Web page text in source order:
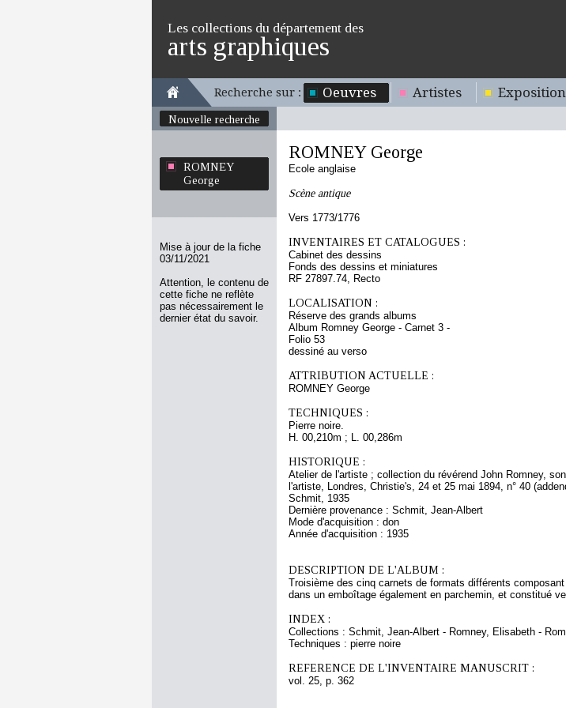
Les collections du département des
arts graphiques
Recherche sur : Oeuvres Artistes
Nouvelle recherche
ROMNEY
George
Mise à jour de la fiche
03/11/2021
Attention, le contenu de
cette fiche ne reflète
pas nécessairement le
dernier état du savoir.
ROMNEY George
Ecole anglaise
Scène antique
Vers 1773/1776
INVENTAIRES ET CATALOGUES :
Cabinet des dessins
Fonds des dessins et miniatures
RF 27897.74, Recto
LOCALISATION :
Réserve des grands albums
Album Romney George - Carnet 3 -
Folio 53
dessiné au verso
ATTRIBUTION ACTUELLE :
ROMNEY George
TECHNIQUES :
Pierre noire.
H. 00,210m ; L. 00,286m
HISTORIQUE :
Atelier de l'artiste ; collection du révérend John Romney,
l'artiste, Londres, Christie's, 24 et 25 mai 1894, n° 40
Schmit, 1935
Dernière provenance : Schmit, Jean-Albert
Mode d'acquisition : don
Année d'acquisition : 1935
DESCRIPTION DE L'ALBUM :
Troisième des cinq carnets de formats différents
dans un emboîtage également en parchemin, et constitué
INDEX :
Collections : Schmit, Jean-Albert - Romney, Elisabeth -
Techniques : pierre noire
REFERENCE DE L'INVENTAIRE MANUSCRIT :
vol. 25, p. 362